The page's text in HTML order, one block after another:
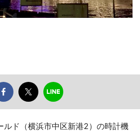
ド（横浜市中区新港2）の時計機